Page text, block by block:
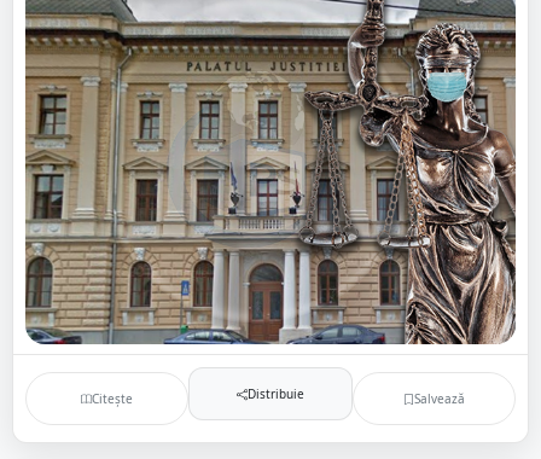
Citește Distribuie Salvează